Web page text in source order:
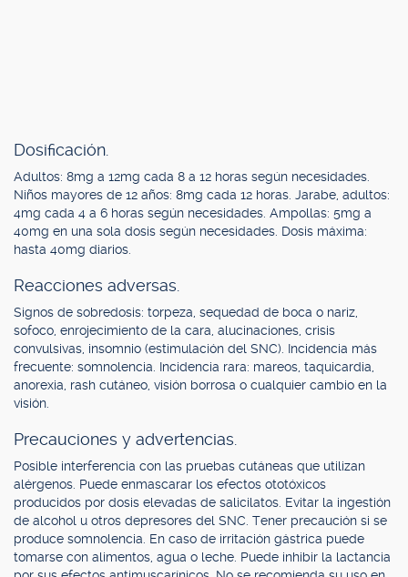
Dosificación.
Adultos: 8mg a 12mg cada 8 a 12 horas según necesidades.
Niños mayores de 12 años: 8mg cada 12 horas. Jarabe, adultos:
4mg cada 4 a 6 horas según necesidades. Ampollas: 5mg a
40mg en una sola dosis según necesidades. Dosis máxima:
hasta 40mg diarios.
Reacciones adversas.
Signos de sobredosis: torpeza, sequedad de boca o nariz,
sofoco, enrojecimiento de la cara, alucinaciones, crisis
convulsivas, insomnio (estimulación del SNC). Incidencia más
frecuente: somnolencia. Incidencia rara: mareos, taquicardia,
anorexia, rash cutáneo, visión borrosa o cualquier cambio en la
visión.
Precauciones y advertencias.
Posible interferencia con las pruebas cutáneas que utilizan
alérgenos. Puede enmascarar los efectos ototóxicos
producidos por dosis elevadas de salicilatos. Evitar la ingestión
de alcohol u otros depresores del SNC. Tener precaución si se
produce somnolencia. En caso de irritación gástrica puede
tomarse con alimentos, agua o leche. Puede inhibir la lactancia